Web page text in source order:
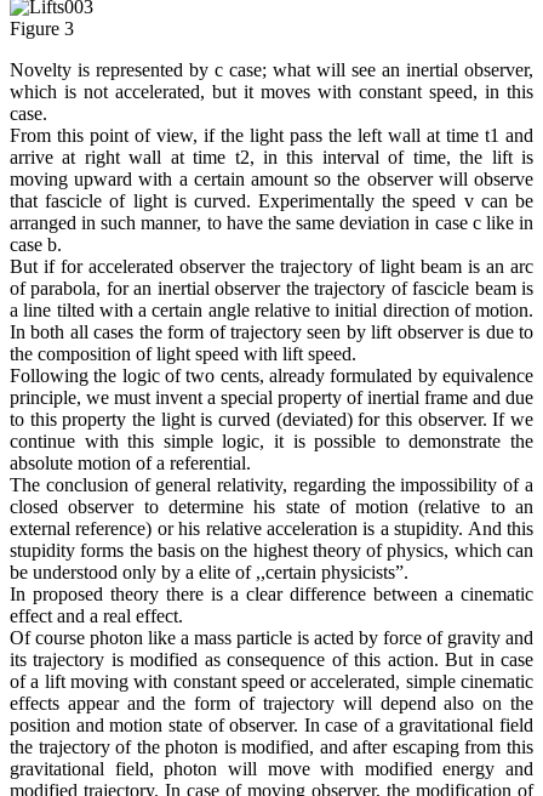
Figure 3
Novelty is represented by c case; what will see an inertial observer,
which is not accelerated, but it moves with constant speed, in this
case.
From this point of view, if the light pass the left wall at time t1 and
arrive at right wall at time t2, in this interval of time, the lift is
moving upward with a certain amount so the observer will observe
that fascicle of light is curved. Experimentally the speed v can be
arranged in such manner, to have the same deviation in case c like in
case b.
But if for accelerated observer the trajectory of light beam is an arc
of parabola, for an inertial observer the trajectory of fascicle beam is
a line tilted with a certain angle relative to initial direction of motion.
In both all cases the form of trajectory seen by lift observer is due to
the composition of light speed with lift speed.
Following the logic of two cents, already formulated by equivalence
principle, we must invent a special property of inertial frame and due
to this property the light is curved (deviated) for this observer. If we
continue with this simple logic, it is possible to demonstrate the
absolute motion of a referential.
The conclusion of general relativity, regarding the impossibility of a
closed observer to determine his state of motion (relative to an
external reference) or his relative acceleration is a stupidity. And this
stupidity forms the basis on the highest theory of physics, which can
be understood only by a elite of ,,certain physicists”.
In proposed theory there is a clear difference between a cinematic
effect and a real effect.
Of course photon like a mass particle is acted by force of gravity and
its trajectory is modified as consequence of this action. But in case
of a lift moving with constant speed or accelerated, simple cinematic
effects appear and the form of trajectory will depend also on the
position and motion state of observer. In case of a gravitational field
the trajectory of the photon is modified, and after escaping from this
gravitational field, photon will move with modified energy and
modified trajectory. In case of moving observer, the modification of